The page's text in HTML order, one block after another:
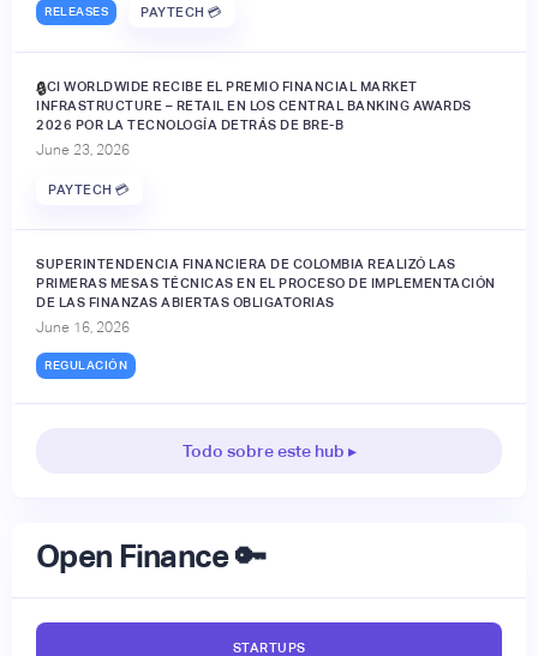
RELEASES PAYTECH 💳
ACI WORLDWIDE RECIBE EL PREMIO FINANCIAL MARKET
INFRASTRUCTURE – RETAIL EN LOS CENTRAL BANKING AWARDS
2026 POR LA TECNOLOGÍA DETRÁS DE BRE-B
June 23, 2026
PAYTECH 💳
🔒
SUPERINTENDENCIA FINANCIERA DE COLOMBIA REALIZÓ LAS
PRIMERAS MESAS TÉCNICAS EN EL PROCESO DE IMPLEMENTACIÓN
DE LAS FINANZAS ABIERTAS OBLIGATORIAS
June 16, 2026
REGULACIÓN
Todo sobre este hub ▸
Open Finance 🔑
STARTUPS